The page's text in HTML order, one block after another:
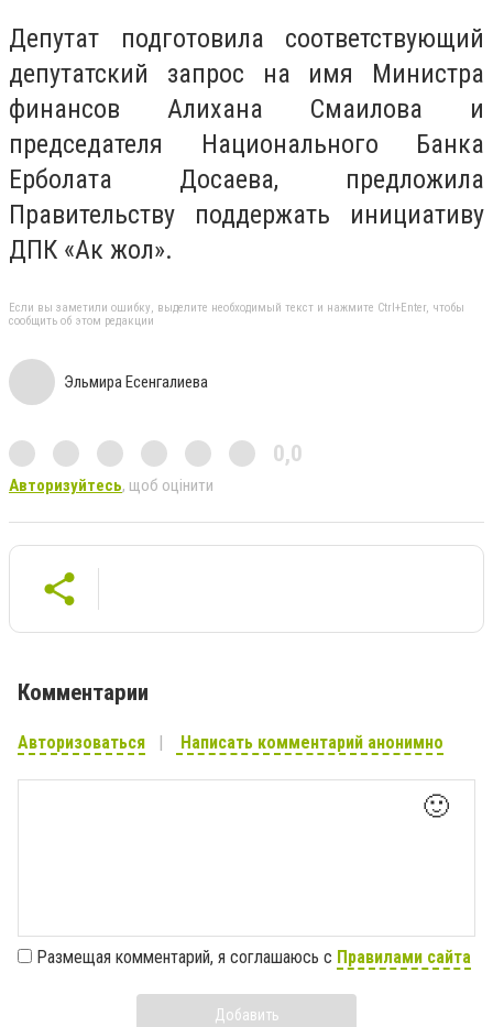
Депутат подготовила соответствующий
депутатский запрос на имя Министра
финансов Алихана Смаилова и
председателя Национального Банка
Ерболата Досаева, предложила
Правительству поддержать инициативу
ДПК «Ак жол».
Если вы заметили ошибку, выделите необходимый текст и нажмите Ctrl+Enter, чтобы
сообщить об этом редакции
Эльмира Есенгалиева
0,0
Авторизуйтесь, щоб оцінити
Комментарии
Авторизоваться Написать комментарий анонимно
🙂
Размещая комментарий, я соглашаюсь с Правилами сайта
Добавить